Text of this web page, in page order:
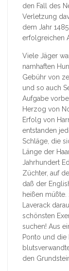
den Fall des
Verletzung
dem Jahr
erfolgreichen
Viele Jäger
namhaften
Gebühr von
und so auch
Aufgabe
Herzog von
Erfolg von
entstanden
Schläge, die
Länge der
Jahrhundert
Züchter, auf
daß der
heißen
Laverack
schönsten
suchen! Aus
Ponto und
den